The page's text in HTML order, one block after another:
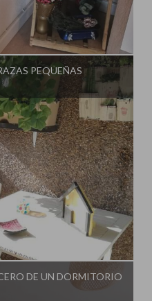
Taller de Ire
PEQUEÑAS
de Ire
DE UN DORMITORIO